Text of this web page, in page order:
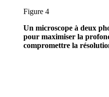
Figure 4
Un microscope à deux
pour maximiser la
compromettre la